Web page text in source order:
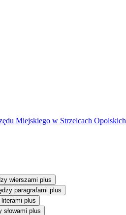
Miejskiego w Strzelcach Opolskich
wierszami plus
paragrafami plus
plus
słowami plus